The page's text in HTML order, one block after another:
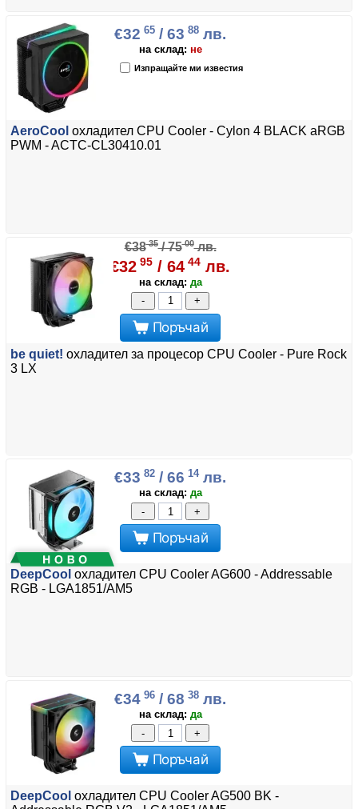
€32 65 / 63 88 лв.
на склад: не
Изпращайте ми известия
AeroCool охладител CPU Cooler - Cylon 4 BLACK aRGB
PWM - ACTC-CL30410.01
€3835/ 7500лв.
€32 95 / 64 44 лв.
на склад: да
-
+
Поръчай
be quiet! охладител за процесор CPU Cooler - Pure Rock
3 LX
€33 82 / 66 14лв.
на склад: да
-
+
Поръчай
DeepCool охладител CPU Cooler AG600 - Addressable
RGB - LGA1851/AM5
€34 96 / 68 38 лв.
на склад: да
-
+
Поръчай
DeepCool охладител CPU Cooler AG500 BK -